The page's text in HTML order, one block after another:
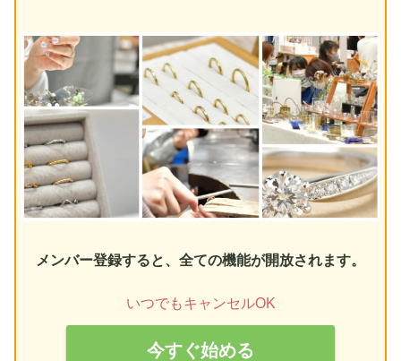
メンバー登録すると、全ての機能が開放されます。
いつでもキャンセルOK
今すぐ始める